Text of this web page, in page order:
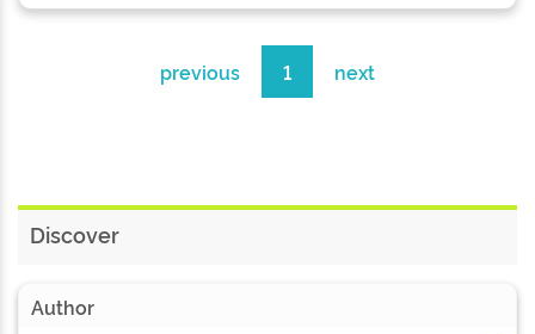
previous 1 next
Discover
Author